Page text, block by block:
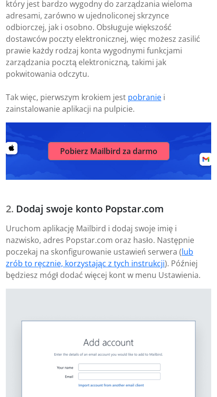
który jest bardzo wygodny do zarządzania wieloma
adresami, zarówno w ujednoliconej skrzynce
odbiorczej, jak i osobno. Obsługuje większość
dostawców poczty elektronicznej, więc możesz zasilić
prawie każdy rodzaj konta wygodnymi funkcjami
zarządzania pocztą elektroniczną, takimi jak
pokwitowania odczytu.
Tak więc, pierwszym krokiem jest pobranie i
zainstalowanie aplikacji na pulpicie.
Pobierz Mailbird za darmo
Dodaj swoje konto Popstar.com
Uruchom aplikację Mailbird i dodaj swoje imię i
nazwisko, adres Popstar.com oraz hasło. Następnie
poczekaj na skonfigurowanie ustawień serwera (lub
zrób to ręcznie, korzystając z tych instrukcji). Później
będziesz mógł dodać więcej kont w menu Ustawienia.